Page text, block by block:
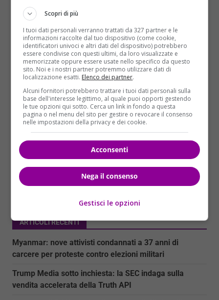
Cronaca Primo Piano
Tragedia in Veneto, precipita col parapendio
per 400 metri e perde la vita
Redazione Velvet 27/06/2018
A Semonzo di Borso del Grappa un ragazzo di 24
anni, Flavio Violetto, di Cittadella, è morto...
ARTICOLI RECENTI
Myanmar: nove attivisti condannati a 37 anni di
carcere per proteste contro elezioni militari
Trump Media sotto inchiesta: la SEC indaga sulla
vendita accelerata della Truth API
Scopri di più
I tuoi dati personali verranno trattati da 327 partner e le
informazioni raccolte dal tuo dispositivo (come cookie,
identificatori univoci e altri dati del dispositivo) potrebbero
essere condivise con questi ultimi, da loro visualizzate e
memorizzate oppure essere usate nello specifico da questo
sito. Noi e i nostri partner potremmo utilizzare dati di
localizzazione esatti. Elenco dei partner.
Alcuni fornitori potrebbero trattare i tuoi dati personali sulla
base dell'interesse legittimo, al quale puoi opporti gestendo
le tue opzioni qui sotto. Cerca un link in fondo a questa
pagina o nel menu del sito per gestire o revocare il consenso
nelle impostazioni della privacy e dei cookie.
Acconsenti
Nega il consenso
Gestisci le opzioni